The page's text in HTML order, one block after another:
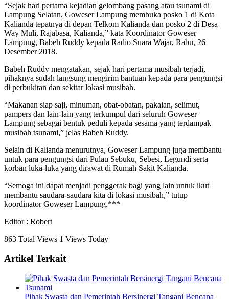
“Sejak hari pertama kejadian gelombang pasang atau tsunami di
Lampung Selatan, Goweser Lampung membuka posko 1 di Kota
Kalianda tepatnya di depan Telkom Kalianda dan posko 2 di Desa
Way Muli, Rajabasa, Kalianda,” kata Koordinator Goweser
Lampung, Babeh Ruddy kepada Radio Suara Wajar, Rabu, 26
Desember 2018.
Babeh Ruddy mengatakan, sejak hari pertama musibah terjadi,
pihaknya sudah langsung mengirim bantuan kepada para pengungsi
di perbukitan dan sekitar lokasi musibah.
“Makanan siap saji, minuman, obat-obatan, pakaian, selimut,
pampers dan lain-lain yang terkumpul dari seluruh Goweser
Lampung sebagai bentuk peduli kepada sesama yang terdampak
musibah tsunami,” jelas Babeh Ruddy.
Selain di Kalianda menurutnya, Goweser Lampung juga membantu
untuk para pengungsi dari Pulau Sebuku, Sebesi, Legundi serta
korban luka-luka yang dirawat di Rumah Sakit Kalianda.
“Semoga ini dapat menjadi penggerak bagi yang lain untuk ikut
membantu saudara-saudara kita di lokasi musibah,” tutup
koordinator Goweser Lampung.***
Editor : Robert
863 Total Views 1 Views Today
Artikel Terkait
Pihak Swasta dan Pemerintah Bersinergi Tangani Bencana